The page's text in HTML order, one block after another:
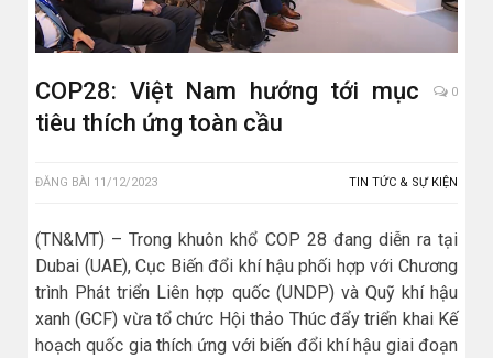
COP28: Việt Nam hướng tới mục
tiêu thích ứng toàn cầu
0
ĐĂNG BÀI 11/12/2023 TIN TỨC & SỰ KIỆN
(TN&MT) – Trong khuôn khổ COP 28 đang diễn ra tại
Dubai (UAE), Cục Biến đổi khí hậu phối hợp với Chương
trình Phát triển Liên hợp quốc (UNDP) và Quỹ khí hậu
xanh (GCF) vừa tổ chức Hội thảo Thúc đẩy triển khai Kế
hoạch quốc gia thích ứng với biến đổi khí hậu giai đoạn